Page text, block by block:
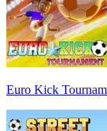
Euro Kick